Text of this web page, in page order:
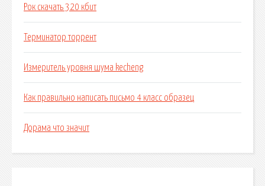
Рок скачать 320 кбит
Терминатор торрент
Измеритель уровня шума kecheng
Как правильно написать письмо 4 класс образец
Дорама что значит